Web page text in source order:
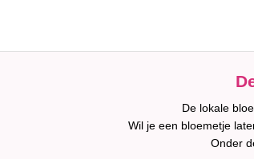
De lokale
Wil je een bloemetje
Onder